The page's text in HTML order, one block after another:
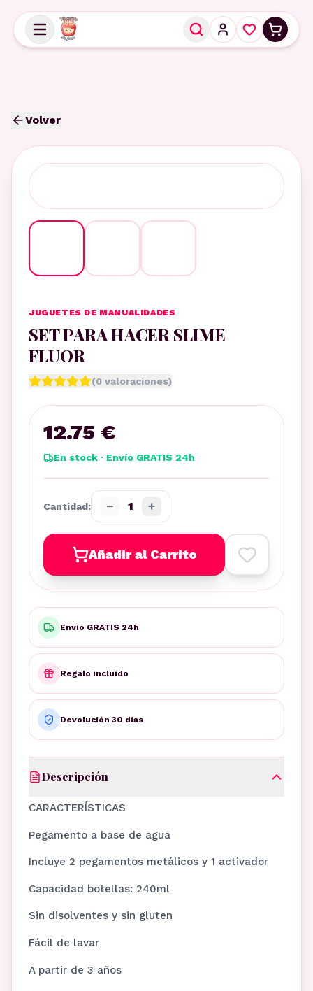
Volver
JUGUETES DE MANUALIDADES
SET PARA HACER SLIME
FLUOR
(0 valoraciones)
12.75 €
En stock · Envío GRATIS 24h
Cantidad: − 1 +
Añadir al Carrito
Envío GRATIS 24h
Regalo incluido
Devolución 30 días
Descripción
CARACTERÍSTICAS
Pegamento a base de agua
Incluye 2 pegamentos metálicos y 1 activador
Capacidad botellas: 240ml
Sin disolventes y sin gluten
Fácil de lavar
A partir de 3 años